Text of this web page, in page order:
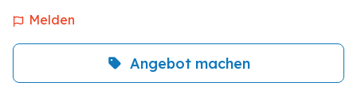
Melden
Angebot machen